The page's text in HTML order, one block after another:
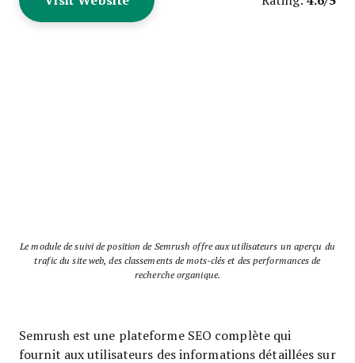
Le module de suivi de position de Semrush offre aux utilisateurs un aperçu du
trafic du site web, des classements de mots-clés et des performances de
recherche organique.
Semrush est une plateforme SEO complète qui
fournit aux utilisateurs des informations détaillées sur